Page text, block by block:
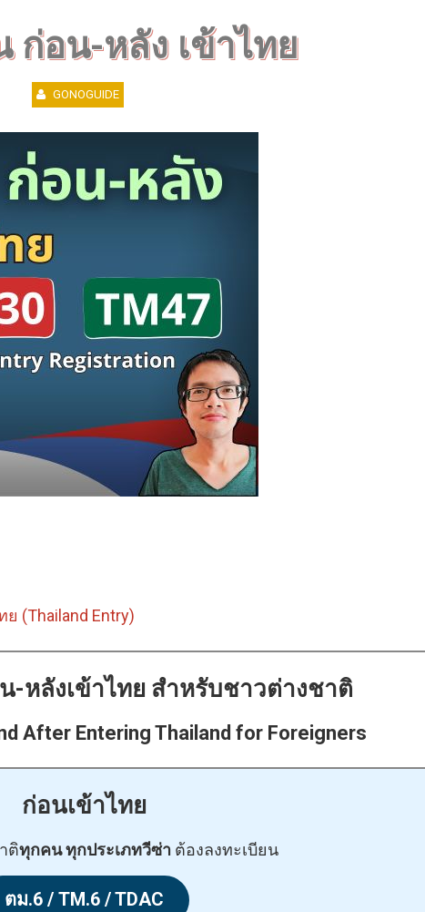
ก่อน-หลัง เข้าไทย
GONOGUIDE
ย (Thailand Entry)
-หลังเข้าไทย สำหรับชาวต่างชาติ
After Entering Thailand for Foreigners
ก่อนเข้าไทย
ติทุกคน ทุกประเภทวีซ่า ต้องลงทะเบียน
ตม.6 / TM.6 / TDAC